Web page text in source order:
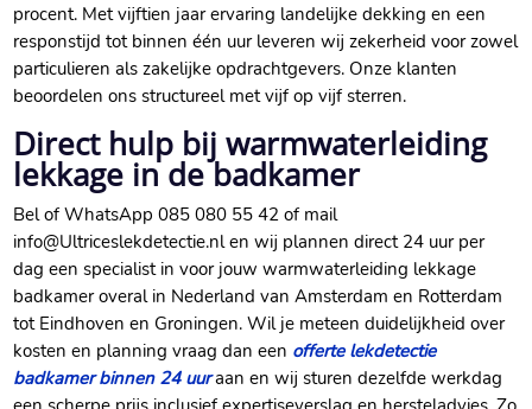
procent.​ Met vijftien jaar ervaring landelijke dekking en een
responstijd tot binnen één uur leveren wij zekerheid voor zowel
particulieren als zakelijke opdrachtgevers.​ Onze klanten
beoordelen ons structureel met vijf op vijf sterren.​
Direct hulp bij warmwaterleiding
lekkage in de badkamer
Bel of WhatsApp 085 080 55 42 of mail
info@Ultriceslekdetectie.​nl en wij plannen direct 24 uur per
dag een specialist in voor jouw warmwaterleiding lekkage
badkamer overal in Nederland van Amsterdam en Rotterdam
tot Eindhoven en Groningen.​ Wil je meteen duidelijkheid over
kosten en planning vraag dan een offerte lekdetectie
badkamer binnen 24 uuraan en wij sturen dezelfde werkdag